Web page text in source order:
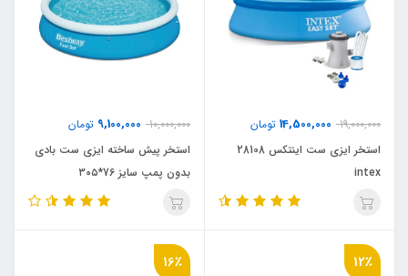
19,000,000
14,500,000 تومان
استخر ایزی ست اینتکس 28108
intex
10,000,000
9,100,000 تومان
استخر پیش ساخته ایزی ست بادی
بدون پمپ سایز 76*۳۰۵
12٪ 16٪